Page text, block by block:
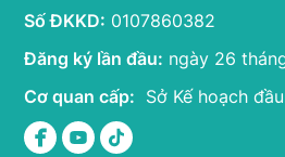
Số ĐKKD: 0107860382
Đăng ký lần đầu: ngày 26
Cơ quan cấp: Sở Kế hoạch